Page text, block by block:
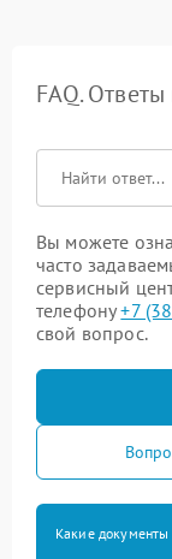
FAQ.
Вы можете
часто
сервисный
телефону+7
свой вопрос.
Какие документы